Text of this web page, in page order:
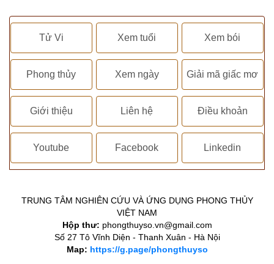
Tử Vi Xem tuổi Xem bói
Phong thủy Xem ngày Giải mã giấc mơ
Giới thiệu Liên hệ Điều khoản
Youtube Facebook Linkedin
TRUNG TÂM NGHIÊN CỨU VÀ ỨNG DỤNG PHONG THỦY
VIỆT NAM
Hộp thư: phongthuyso.vn@gmail.com
Số 27 Tô Vĩnh Diện - Thanh Xuân - Hà Nội
Map: https://g.page/phongthuyso